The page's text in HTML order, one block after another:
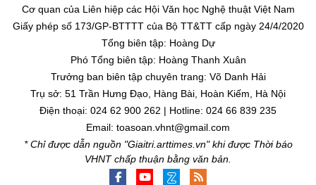
Cơ quan của Liên hiệp các Hội Văn học Nghệ thuật Việt Nam
Giấy phép số 173/GP-BTTTT của Bộ TT&TT cấp ngày 24/4/2020
Tổng biên tập: Hoàng Dự
Phó Tổng biên tập: Hoàng Thanh Xuân
Trưởng ban biên tập chuyên trang: Võ Danh Hải
Trụ sở: 51 Trần Hưng Đạo, Hàng Bài, Hoàn Kiếm, Hà Nội
Điện thoại: 024 62 900 262 | Hotline: 024 66 839 235
Email: toasoan.vhnt@gmail.com
* Chỉ được dẫn nguồn "Giaitri.arttimes.vn" khi được Thời báo
VHNT chấp thuận bằng văn bản.